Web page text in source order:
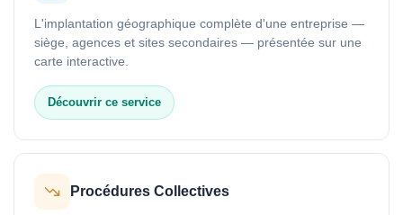
L'implantation géographique complète d'une entreprise —
siège, agences et sites secondaires — présentée sur une
carte interactive.
Découvrir ce service
Procédures Collectives